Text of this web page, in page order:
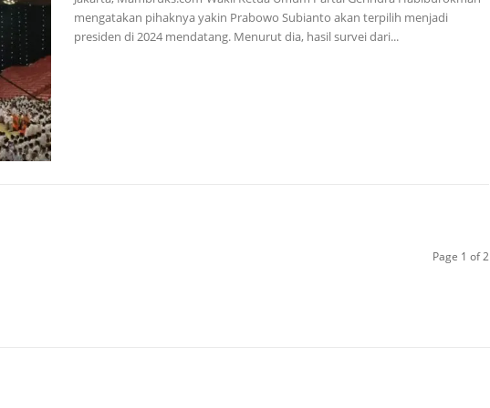
mengatakan pihaknya yakin Prabowo Subianto akan terpilih menjadi
presiden di 2024 mendatang. Menurut dia, hasil survei dari...
Page 1 of 2